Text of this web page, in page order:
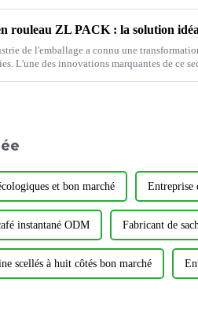
de l'emballage a connu une
L'une des innovations marquantes de ce
et bon marché Entreprise
instantané ODM Fabricant de
scellés à huit côtés bon marché